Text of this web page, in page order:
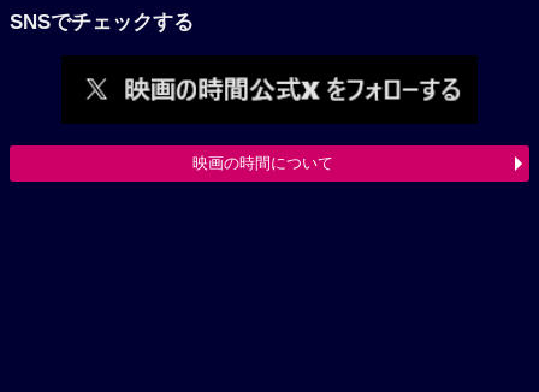
SNSでチェックする
映画の時間について